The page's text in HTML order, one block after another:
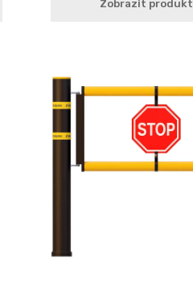
Zobrazit produkt